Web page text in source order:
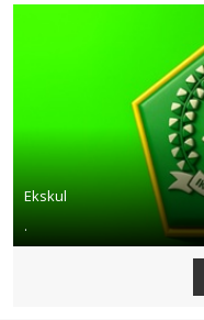
Ekskul
.